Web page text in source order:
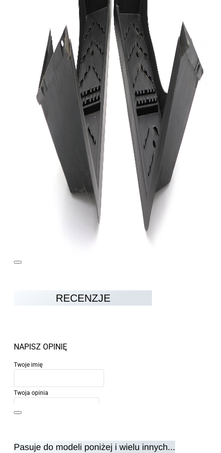
RECENZJE
NAPISZ OPINIĘ
Twoje imię
Twoja opinia
Pasuje do modeli poniżej i wielu innych...